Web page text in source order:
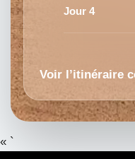
Jour 4
Voir l’itinéraire
« `